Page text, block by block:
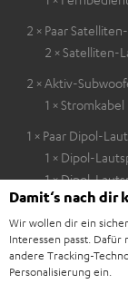
2 × Paar
2 × Satelliten-
2 × Aktiv-
1 ×
1 × Paar Dipol-
1 × Dipol-
1 × Dipol-
3 × Satelliten-
2 × 2,5 m
1 × 15 m
Damit‘s nach dir
Wir wollen dir ein
Interessen passt.
andere Tracking-
Personalisierung ein.